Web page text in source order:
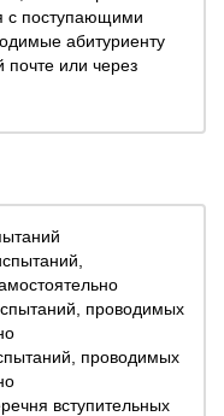
с поступающими
абитуриенту
почте или через
проводимых
проводимых
вступительных